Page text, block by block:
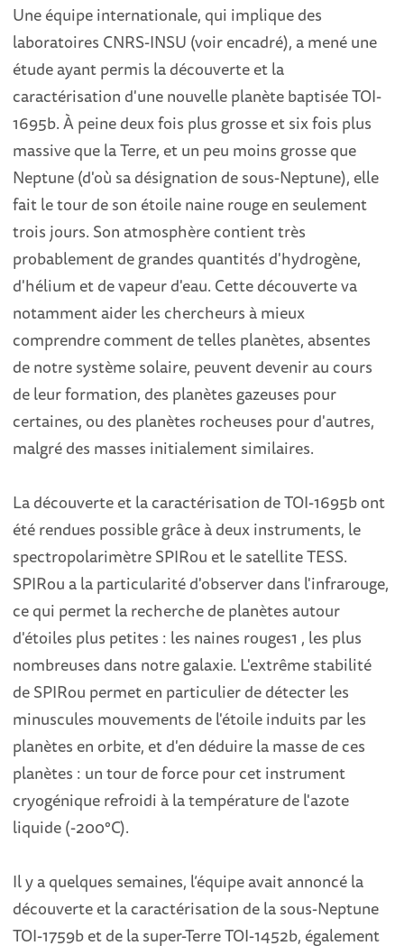
Une équipe internationale, qui implique des
laboratoires CNRS-INSU (voir encadré), a mené une
étude ayant permis la découverte et la
caractérisation d'une nouvelle planète baptisée TOI-
1695b. À peine deux fois plus grosse et six fois plus
massive que la Terre, et un peu moins grosse que
Neptune (d'où sa désignation de sous-Neptune), elle
fait le tour de son étoile naine rouge en seulement
trois jours. Son atmosphère contient très
probablement de grandes quantités d'hydrogène,
d'hélium et de vapeur d'eau. Cette découverte va
notamment aider les chercheurs à mieux
comprendre comment de telles planètes, absentes
de notre système solaire, peuvent devenir au cours
de leur formation, des planètes gazeuses pour
certaines, ou des planètes rocheuses pour d'autres,
malgré des masses initialement similaires.
La découverte et la caractérisation de TOI-1695b ont
été rendues possible grâce à deux instruments, le
spectropolarimètre SPIRou et le satellite TESS.
SPIRou a la particularité d'observer dans l'infrarouge,
ce qui permet la recherche de planètes autour
d'étoiles plus petites : les naines rouges1 , les plus
nombreuses dans notre galaxie. L'extrême stabilité
de SPIRou permet en particulier de détecter les
minuscules mouvements de l'étoile induits par les
planètes en orbite, et d'en déduire la masse de ces
planètes : un tour de force pour cet instrument
cryogénique refroidi à la température de l'azote
liquide (-200°C).
Il y a quelques semaines, l’équipe avait annoncé la
découverte et la caractérisation de la sous-Neptune
TOI-1759b et de la super-Terre TOI-1452b, également